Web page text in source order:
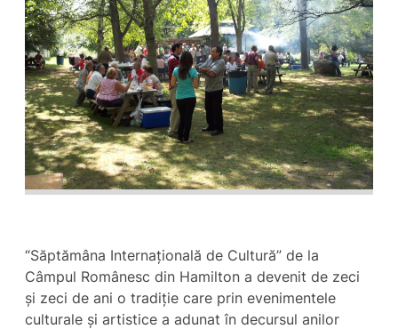
“Săptămâna Internațională de Cultură” de la
Câmpul Românesc din Hamilton a devenit de zeci
și zeci de ani o tradiție care prin evenimentele
culturale și artistice a adunat în decursul anilor